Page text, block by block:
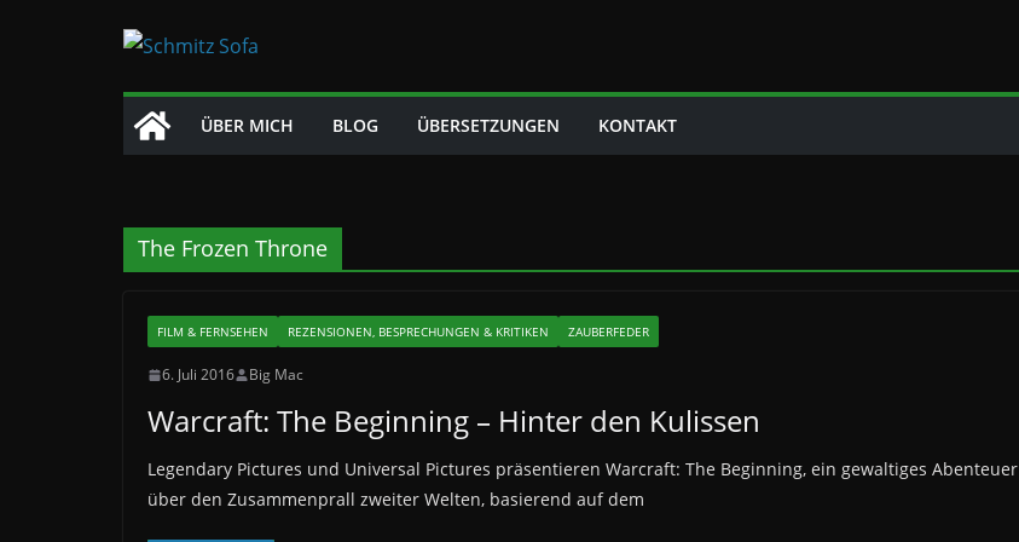
ÜBER MICH BLOG ÜBERSETZUNGEN KONTAKT
The Frozen Throne
FILM & FERNSEHEN REZENSIONEN, BESPRECHUNGEN & KRITIKEN ZAUBERFEDER
6. Juli 2016 Big Mac
Warcraft: The Beginning – Hinter den Kulissen
Legendary Pictures und Universal Pictures präsentieren Warcraft: The Beginning, ein gewaltiges Abenteuer
über den Zusammenprall zweiter Welten, basierend auf dem